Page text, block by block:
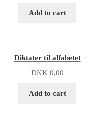
Add to cart
Diktater til alfabetet
DKK 0,00
Add to cart